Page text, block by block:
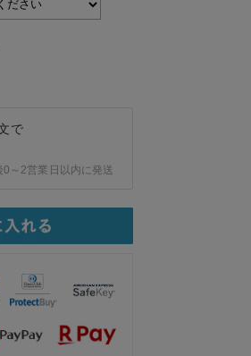
で
～2営業日以内に発送